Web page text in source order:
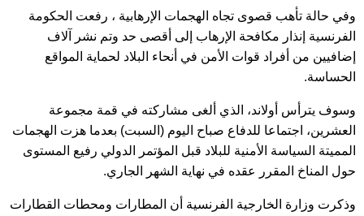
وفي حالة تأهب قصوى تجاه الهجمات الإرهابية ، رفعت الحكومة
الفرنسية إنذار مكافحة الإرهاب إلى أقصى حد وتم نشر آلاف
إضافيين من أفراد قوات الأمن في أنحاء البلاد لحماية المواقع
الحساسة.
وسوف يترأس أولاند، الذي ألغى مشاركته في قمة مجموعة
العشرين، اجتماعا للدفاع صباح اليوم (السبت) بعدما هزت الهجمات
المميتة السياسة الأمنية للبلاد قبل المؤتمر الدولي رفيع المستوى
حول المناخ المقرر عقده في نهاية الشهر الجاري.
وذكرت وزارة الخارجية الفرنسية أن المطارات ومحطات القطارات